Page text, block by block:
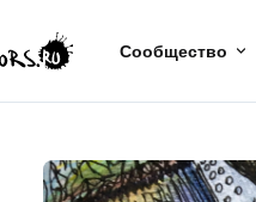
Сообщество